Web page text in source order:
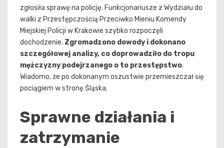
zgłosiła sprawę na policję. Funkcjonariusze z Wydziału do
walki z Przestępczością Przeciwko Mieniu Komendy
Miejskiej Policji w Krakowie szybko rozpoczęli
dochodzenie. Zgromadzono dowody i dokonano
szczegółowej analizy, co doprowadziło do tropu
mężczyzny podejrzanego o to przestępstwo.
Wiadomo, że po dokonanym oszustwie przemieszczał się
pociągiem w stronę Śląska.
Sprawne działania i
zatrzymanie